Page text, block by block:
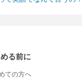
る前に
ての方へ